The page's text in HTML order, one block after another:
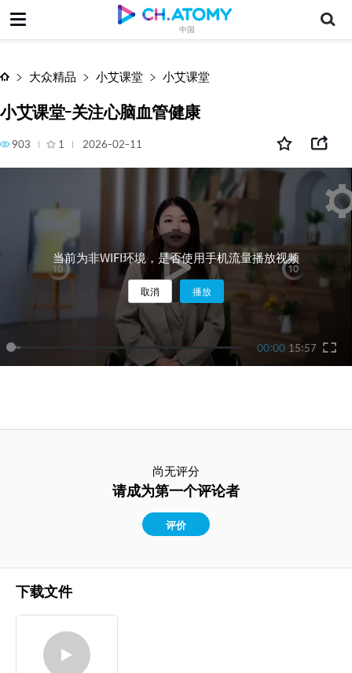
中国
小艾课堂-关注心脑血管健康
大众精品 小艾课堂 小艾课堂
小艾课堂-关注心脑血管健康
903 1 2026-02-11
00:00 15:57
当前为非WIFI环境，是否使用手机流量播放视频
取消 播放
尚无评分
请成为第一个评论者
评价
下载文件